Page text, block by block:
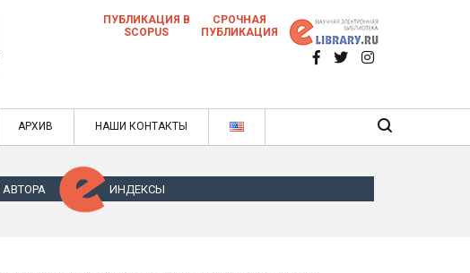
научных статей в ежемесячном научном
журнале
ежемесячном научном журнале
ПУБЛИКАЦИЯ В
SCOPUS
СРОЧНАЯ
ПУБЛИКАЦИЯ
АРХИВ НАШИ КОНТАКТЫ
ИНДЕКСЫ